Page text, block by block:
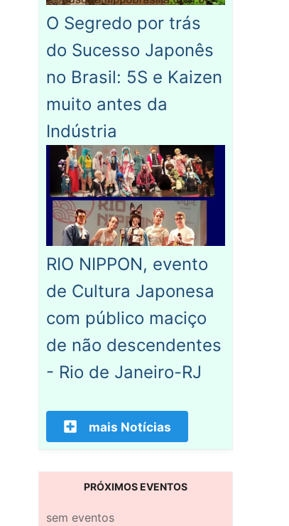
O Segredo por trás
do Sucesso Japonês
no Brasil: 5S e Kaizen
muito antes da
Indústria
RIO NIPPON, evento
de Cultura Japonesa
com público maciço
de não descendentes
- Rio de Janeiro-RJ
mais Notícias
PRÓXIMOS EVENTOS
sem eventos